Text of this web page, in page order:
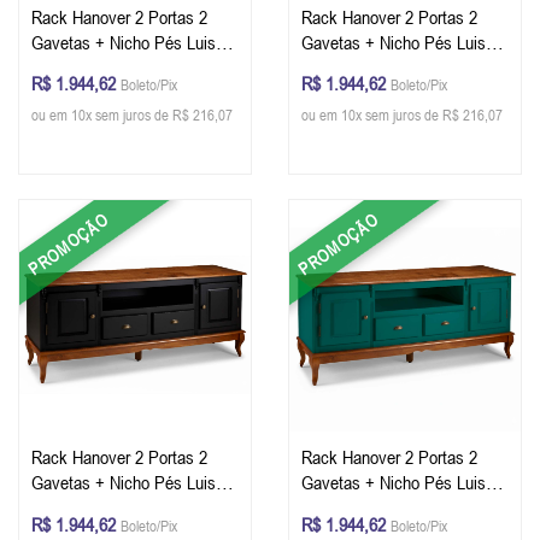
Rack Hanover 2 Portas 2
Gavetas + Nicho Pés Luis
x P) - Cor Imbuia Glazer
R$ 1.944,62 Boleto/Pix
ou em 10x sem juros de R$ 216,07
Rack Hanover 2 Portas 2
Gavetas + Nicho Pés Luis
x P) - Cor Offwhite - Imbuia
Glazer
R$ 1.944,62 Boleto/Pix
ou em 10x sem juros de R$ 216,07
PROMOÇÃO
Rack Hanover 2 Portas 2
Gavetas + Nicho Pés Luis
x P) - Cor Preto - Imbuia
R$ 1.944,62 Boleto/Pix
PROMOÇÃO
Rack Hanover 2 Portas 2
Gavetas + Nicho Pés Luis
x P) - Cor Verde Musgo -
R$ 1.944,62 Boleto/Pix